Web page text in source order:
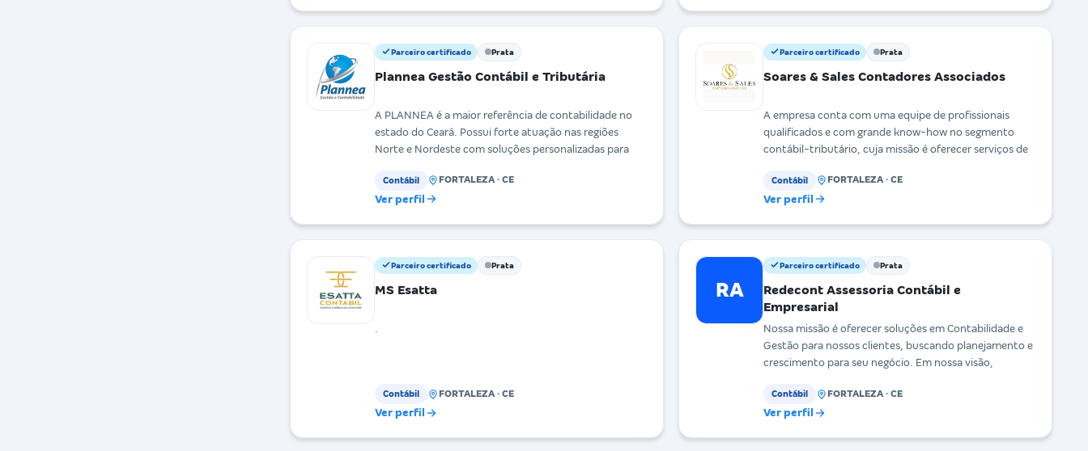
Parceiro certificado Prata
Plannea Gestão Contábil e Tributária
A PLANNEA é a maior referência de contabilidade no
estado do Ceará. Possui forte atuação nas regiões
Norte e Nordeste com soluções personalizadas para
Contábil FORTALEZA · CE
Ver perfil
Parceiro certificado Prata
Soares & Sales Contadores Associados
A empresa conta com uma equipe de profissionais
qualificados e com grande know-how no segmento
contábil-tributário, cuja missão é oferecer serviços de
Contábil FORTALEZA · CE
Ver perfil
Parceiro certificado Prata
MS Esatta
.
Contábil FORTALEZA · CE
Ver perfil
RA
Parceiro certificado Prata
Redecont Assessoria Contábil e
Empresarial
Nossa missão é oferecer soluções em Contabilidade e
Gestão para nossos clientes, buscando planejamento e
crescimento para seu negócio. Em nossa visão,
Contábil FORTALEZA · CE
Ver perfil